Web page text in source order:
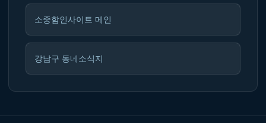
소중함인사이트 메인
강남구 동네소식지